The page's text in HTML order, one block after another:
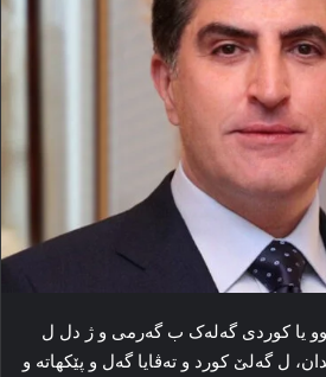
یا کوردی گەلەک ب گەرمی و ژ دل ل
ل گەلێ کورد و تەڤایا گەل و پێکهاتە و